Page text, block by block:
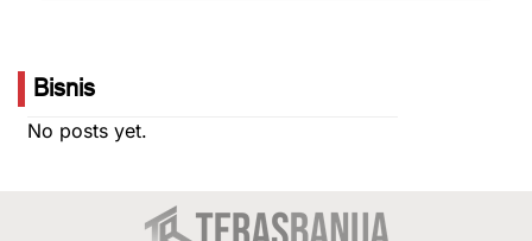
Bisnis
No posts yet.